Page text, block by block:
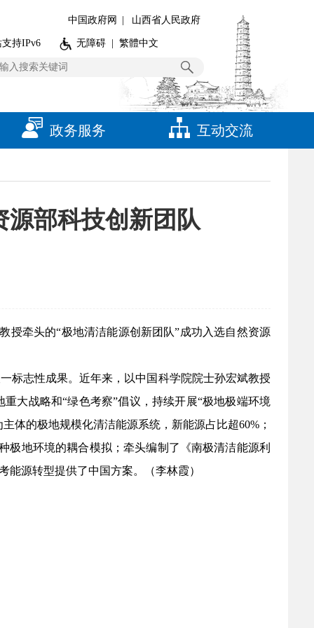
中国政府网 山西省人民政府
支持IPv6 无障碍 繁體中文
政务服务 互动交流
源部科技创新团队
授牵头的“极地清洁能源创新团队”成功入选自然资源
标志性成果。近年来，以中国科学院院士孙宏斌教授
大战略和“绿色考察”倡议，持续开展“极地极端环境
体的极地规模化清洁能源系统，新能源占比超60%；
极地环境的耦合模拟；牵头编制了《南极清洁能源利
源转型提供了中国方案。（李林霞）